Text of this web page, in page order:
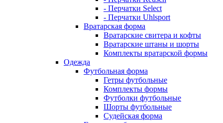
- Перчатки Select
- Перчатки Uhlsport
Вратарская форма
Вратарские свитера и кофты
Вратарские штаны и шорты
Комплекты вратарской формы
Одежда
Футбольная форма
Гетры футбольные
Комплекты формы
Футболки футбольные
Шорты футбольные
Судейская форма